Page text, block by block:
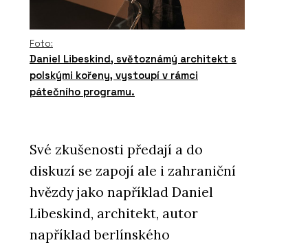
Foto:
Daniel Libeskind, světoznámý architekt s
polskými kořeny, vystoupí v rámci
pátečního programu.
Své zkušenosti předají a do
diskuzí se zapojí ale i zahraniční
hvězdy jako například Daniel
Libeskind, architekt, autor
například berlínského